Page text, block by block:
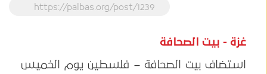
https://palbas.org/post/1239
غزة - بيت الصحافة
استضاف بيت الصحافة – فلسطين يوم الخميس